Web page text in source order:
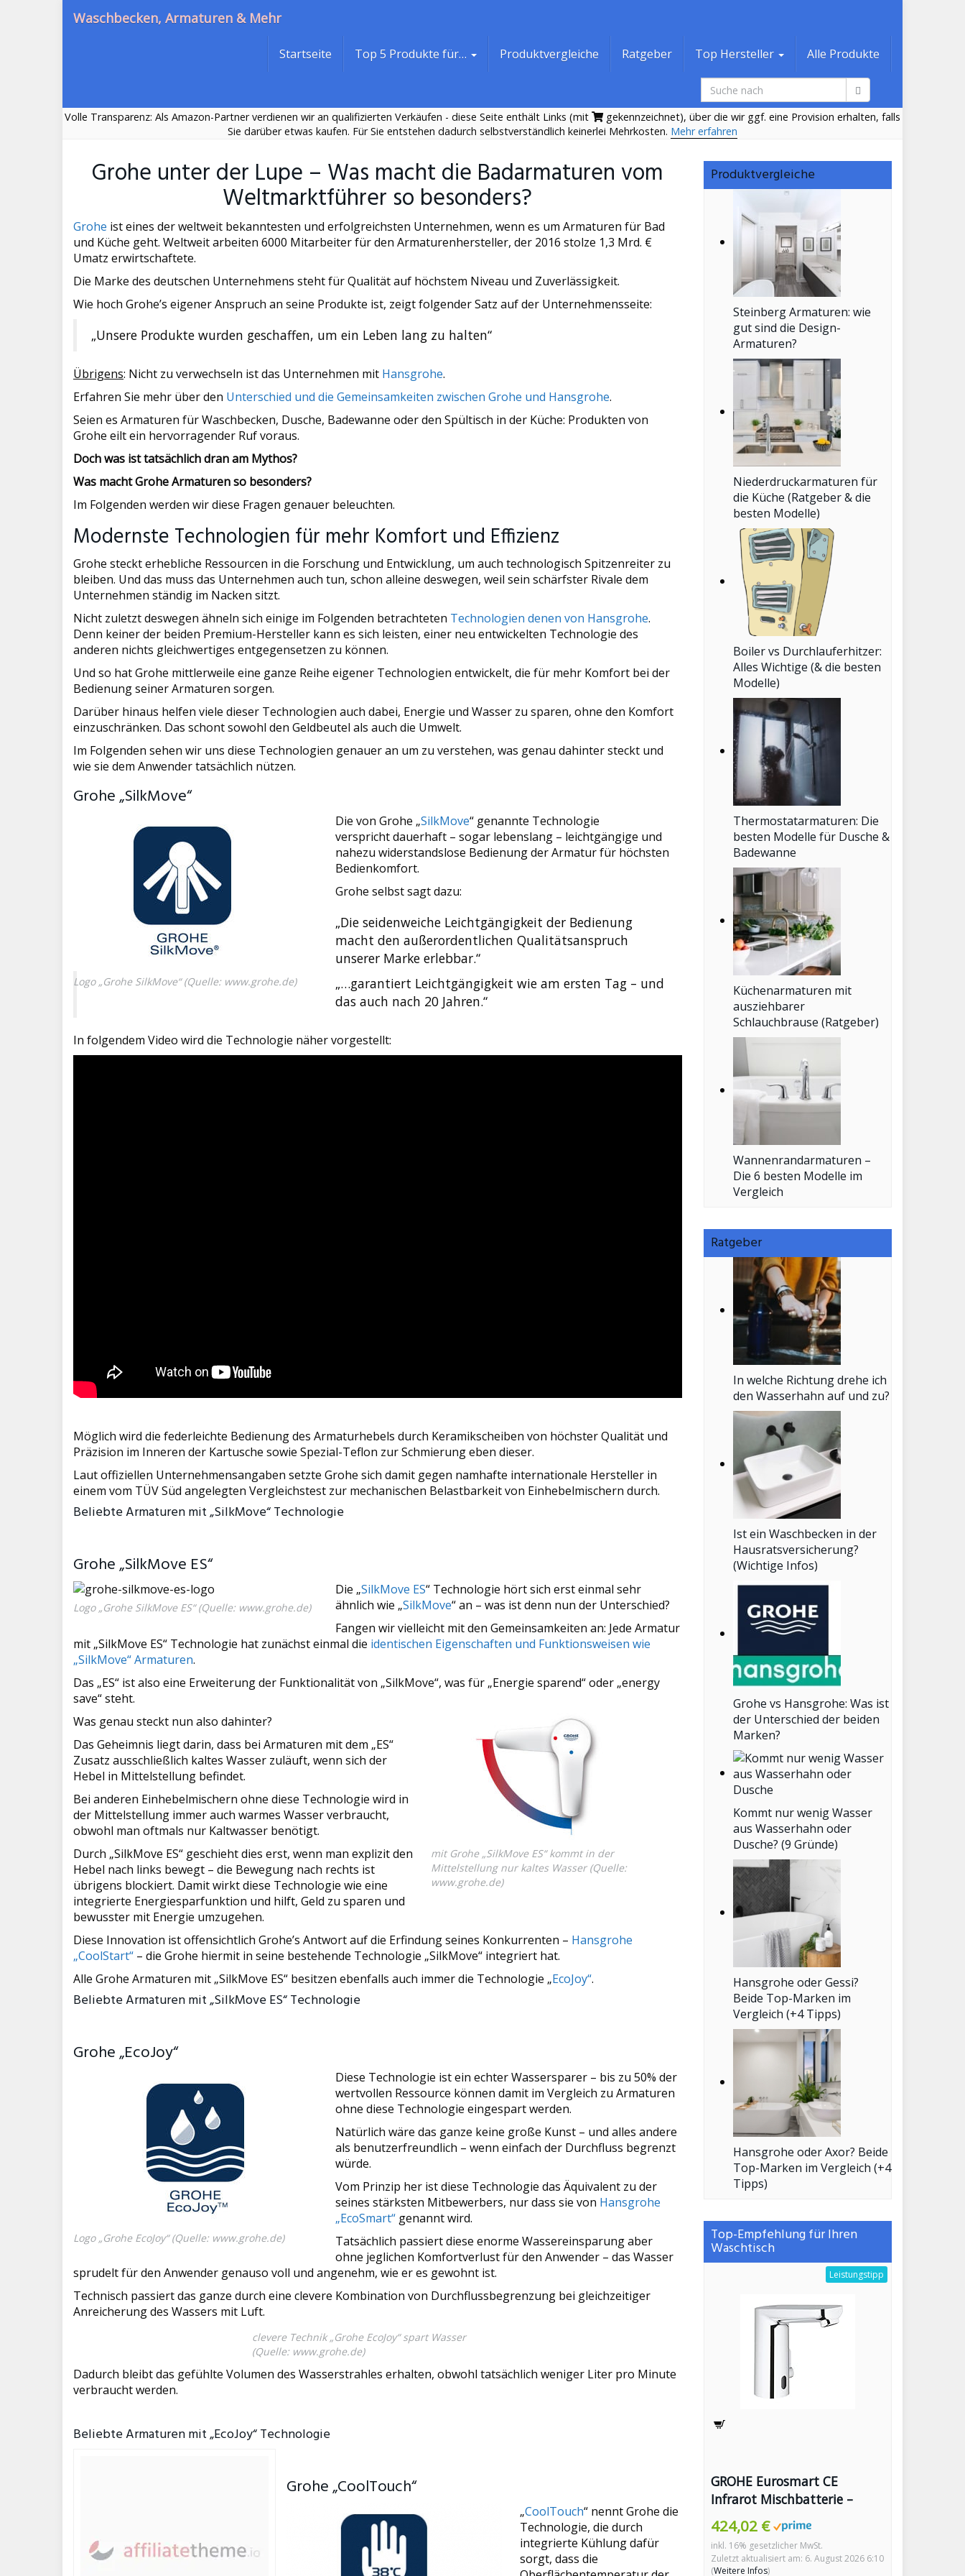
Waschbecken, Armaturen & Mehr
Startseite Top 5 Produkte für… Produktvergleiche Ratgeber Top Hersteller Alle Produkte
Volle Transparenz: Als Amazon-Partner verdienen wir an qualifizierten Verkäufen - diese Seite enthält Links (mit
gekennzeichnet), über die wir ggf. eine Provision erhalten, falls
Sie darüber etwas kaufen. Für Sie entstehen dadurch selbstverständlich keinerlei Mehrkosten. Mehr erfahren
Grohe unter der Lupe – Was macht die Badarmaturen vom
Weltmarktführer so besonders?
Grohe ist eines der weltweit bekanntesten und erfolgreichsten Unternehmen, wenn es um Armaturen für Bad
und Küche geht. Weltweit arbeiten 6000 Mitarbeiter für den Armaturenhersteller, der 2016 stolze 1,3 Mrd. €
Umatz erwirtschaftete.
Die Marke des deutschen Unternehmens steht für Qualität auf höchstem Niveau und Zuverlässigkeit.
Wie hoch Grohe’s eigener Anspruch an seine Produkte ist, zeigt folgender Satz auf der Unternehmensseite:
„Unsere Produkte wurden geschaffen, um ein Leben lang zu halten“
Übrigens: Nicht zu verwechseln ist das Unternehmen mit Hansgrohe.
Erfahren Sie mehr über den Unterschied und die Gemeinsamkeiten zwischen Grohe und Hansgrohe.
Seien es Armaturen für Waschbecken, Dusche, Badewanne oder den Spültisch in der Küche: Produkten von
Grohe eilt ein hervorragender Ruf voraus.
Doch was ist tatsächlich dran am Mythos?
Was macht Grohe Armaturen so besonders?
Im Folgenden werden wir diese Fragen genauer beleuchten.
Modernste Technologien für mehr Komfort und Effizienz
Grohe steckt erhebliche Ressourcen in die Forschung und Entwicklung, um auch technologisch Spitzenreiter zu
bleiben. Und das muss das Unternehmen auch tun, schon alleine deswegen, weil sein schärfster Rivale dem
Unternehmen ständig im Nacken sitzt.
Nicht zuletzt deswegen ähneln sich einige im Folgenden betrachteten Technologien denen von Hansgrohe.
Denn keiner der beiden Premium-Hersteller kann es sich leisten, einer neu entwickelten Technologie des
anderen nichts gleichwertiges entgegensetzen zu können.
Und so hat Grohe mittlerweile eine ganze Reihe eigener Technologien entwickelt, die für mehr Komfort bei der
Bedienung seiner Armaturen sorgen.
Darüber hinaus helfen viele dieser Technologien auch dabei, Energie und Wasser zu sparen, ohne den Komfort
einzuschränken. Das schont sowohl den Geldbeutel als auch die Umwelt.
Im Folgenden sehen wir uns diese Technologien genauer an um zu verstehen, was genau dahinter steckt und
wie sie dem Anwender tatsächlich nützen.
Grohe „SilkMove“
Logo „Grohe SilkMove“ (Quelle: www.grohe.de)
Die von Grohe „SilkMove“ genannte Technologie
verspricht dauerhaft – sogar lebenslang – leichtgängige und
nahezu widerstandslose Bedienung der Armatur für höchsten
Bedienkomfort.
Grohe selbst sagt dazu:
„Die seidenweiche Leichtgängigkeit der Bedienung
macht den außerordentlichen Qualitätsanspruch
unserer Marke erlebbar.“
„…garantiert Leichtgängigkeit wie am ersten Tag – und
das auch nach 20 Jahren.“
In folgendem Video wird die Technologie näher vorgestellt:
Möglich wird die federleichte Bedienung des Armaturhebels durch Keramikscheiben von höchster Qualität und
Präzision im Inneren der Kartusche sowie Spezial-Teflon zur Schmierung eben dieser.
Laut offiziellen Unternehmensangaben setzte Grohe sich damit gegen namhafte internationale Hersteller in
einem vom TÜV Süd angelegten Vergleichstest zur mechanischen Belastbarkeit von Einhebelmischern durch.
Beliebte Armaturen mit „SilkMove“ Technologie
Grohe „SilkMove ES“
Logo „Grohe SilkMove ES“ (Quelle: www.grohe.de)
Die „SilkMove ES“ Technologie hört sich erst einmal sehr
ähnlich wie „SilkMove“ an – was ist denn nun der Unterschied?
Fangen wir vielleicht mit den Gemeinsamkeiten an: Jede Armatur
mit „SilkMove ES“ Technologie hat zunächst einmal die identischen Eigenschaften und Funktionsweisen wie
„SilkMove“ Armaturen.
Das „ES“ ist also eine Erweiterung der Funktionalität von „SilkMove“, was für „Energie sparend“ oder „energy
save“ steht.
mit Grohe „SilkMove ES“ kommt in der
Mittelstellung nur kaltes Wasser (Quelle:
www.grohe.de)
Was genau steckt nun also dahinter?
Das Geheimnis liegt darin, dass bei Armaturen mit dem „ES“
Zusatz ausschließlich kaltes Wasser zuläuft, wenn sich der
Hebel in Mittelstellung befindet.
Bei anderen Einhebelmischern ohne diese Technologie wird in
der Mittelstellung immer auch warmes Wasser verbraucht,
obwohl man oftmals nur Kaltwasser benötigt.
Durch „SilkMove ES“ geschieht dies erst, wenn man explizit den
Hebel nach links bewegt – die Bewegung nach rechts ist
übrigens blockiert. Damit wirkt diese Technologie wie eine
integrierte Energiesparfunktion und hilft, Geld zu sparen und
bewusster mit Energie umzugehen.
Diese Innovation ist offensichtlich Grohe’s Antwort auf die Erfindung seines Konkurrenten – Hansgrohe
„CoolStart“ – die Grohe hiermit in seine bestehende Technologie „SilkMove“ integriert hat.
Alle Grohe Armaturen mit „SilkMove ES“ besitzen ebenfalls auch immer die Technologie „EcoJoy“.
Beliebte Armaturen mit „SilkMove ES“ Technologie
Grohe „EcoJoy“
Logo „Grohe EcoJoy“ (Quelle: www.grohe.de)
Diese Technologie ist ein echter Wassersparer – bis zu 50% der
wertvollen Ressource können damit im Vergleich zu Armaturen
ohne diese Technologie eingespart werden.
Natürlich wäre das ganze keine große Kunst – und alles andere
als benutzerfreundlich – wenn einfach der Durchfluss begrenzt
würde.
Vom Prinzip her ist diese Technologie das Äquivalent zu der
seines stärksten Mitbewerbers, nur dass sie von Hansgrohe
„EcoSmart“ genannt wird.
Tatsächlich passiert diese enorme Wassereinsparung aber
ohne jeglichen Komfortverlust für den Anwender – das Wasser
sprudelt für den Anwender genauso voll und angenehm, wie er es gewohnt ist.
Technisch passiert das ganze durch eine clevere Kombination von Durchflussbegrenzung bei gleichzeitiger
Anreicherung des Wassers mit Luft.
clevere Technik „Grohe EcoJoy“ spart Wasser
(Quelle: www.grohe.de)
Dadurch bleibt das gefühlte Volumen des Wasserstrahles erhalten, obwohl tatsächlich weniger Liter pro Minute
verbraucht werden.
Beliebte Armaturen mit „EcoJoy“ Technologie
Grohe „CoolTouch“
„CoolTouch“ nennt Grohe die
Technologie, die durch
integrierte Kühlung dafür
sorgt, dass die
Produktvergleiche
Steinberg Armaturen: wie
gut sind die Design-
Armaturen?
Niederdruckarmaturen für
die Küche (Ratgeber & die
besten Modelle)
Boiler vs Durchlauferhitzer:
Alles Wichtige (& die besten
Modelle)
Thermostatarmaturen: Die
besten Modelle für Dusche &
Badewanne
Küchenarmaturen mit
ausziehbarer
Schlauchbrause (Ratgeber)
Wannenrandarmaturen –
Die 6 besten Modelle im
Vergleich
Ratgeber
In welche Richtung drehe ich
den Wasserhahn auf und zu?
Ist ein Waschbecken in der
Hausratsversicherung?
(Wichtige Infos)
Grohe vs Hansgrohe: Was ist
der Unterschied der beiden
Marken?
Kommt nur wenig Wasser
aus Wasserhahn oder
Dusche? (9 Gründe)
Hansgrohe oder Gessi?
Beide Top-Marken im
Vergleich (+4 Tipps)
Hansgrohe oder Axor? Beide
Top-Marken im Vergleich (+4
Tipps)
Top-Empfehlung für Ihren
Waschtisch
Leistungstipp
GROHE Eurosmart CE
Infrarot Mischbatterie –
Elektronische
Waschtischarmatur für
bidirektionale
Kommunikation
424,02 €
inkl. 16% gesetzlicher MwSt.
Zuletzt aktualisiert am: 6. August 2026 6:10
(Weitere Infos)